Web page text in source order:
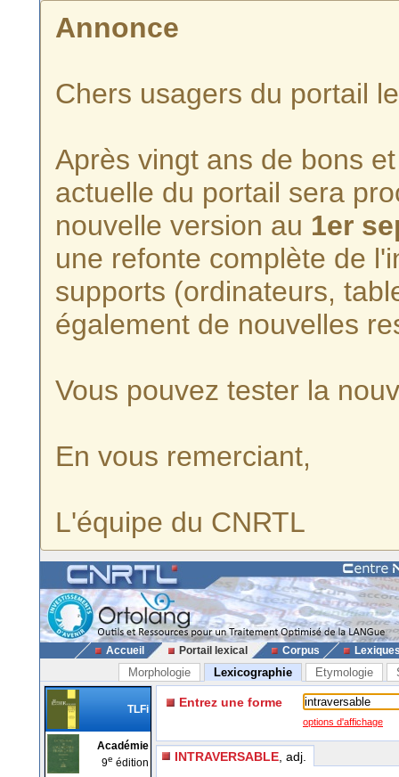
Annonce
Chers usagers du portail
Après vingt ans de bons
actuelle du portail sera
nouvelle version au 1er
une refonte complète de
supports (ordinateurs,
également de nouvelles
Vous pouvez tester la
En vous remerciant,
L'équipe du CNRTL
Accueil Portail lexical Corpus
Morphologie Lexicographie Etymologie
TLFi
Académie
9e édition
Entrez une forme
options d'affichage
INTRAVERSABLE , adj.